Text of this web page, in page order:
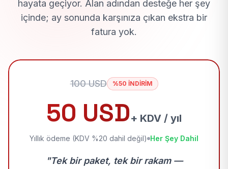
hayata geçiyor. Alan adından desteğe her şey
içinde; ay sonunda karşınıza çıkan ekstra bir
fatura yok.
100 USD %50 İNDİRİM
50 USD+ KDV / yıl
Yıllık ödeme (KDV %20 dahil değil) Her Şey Dahil
"Tek bir paket, tek bir rakam —